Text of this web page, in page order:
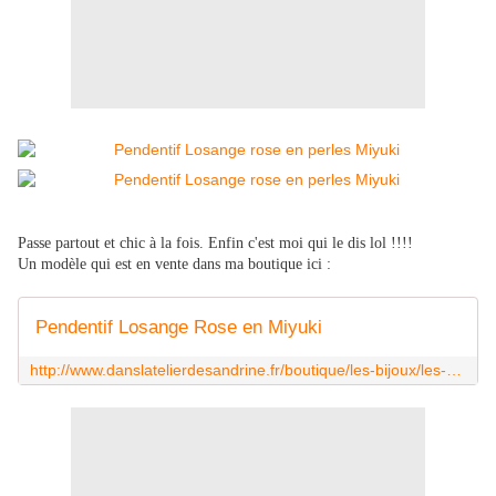
Passe partout et chic à la fois. Enfin c'est moi qui le dis lol !!!!
Un modèle qui est en vente dans ma boutique ici :
Pendentif Losange Rose en Miyuki